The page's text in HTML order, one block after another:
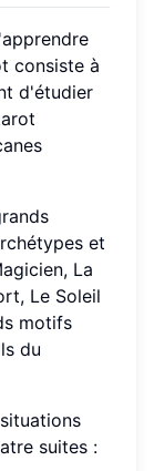
consiste à
d'étudier
et
La
Le Soleil
motifs
du
suites :